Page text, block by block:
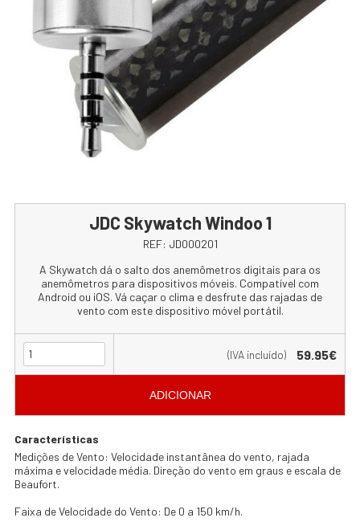
JDC Skywatch Windoo 1
REF: JD000201
A Skywatch dá o salto dos anemômetros digitais para os
anemômetros para dispositivos móveis. Compatível com
Android ou iOS. Vá caçar o clima e desfrute das rajadas de
vento com este dispositivo móvel portátil.
(IVA incluído) 59.95€
ADICIONAR
Características
Medições de Vento: Velocidade instantânea do vento, rajada
máxima e velocidade média. Direção do vento em graus e escala de
Beaufort.
Faixa de Velocidade do Vento: De 0 a 150 km/h.